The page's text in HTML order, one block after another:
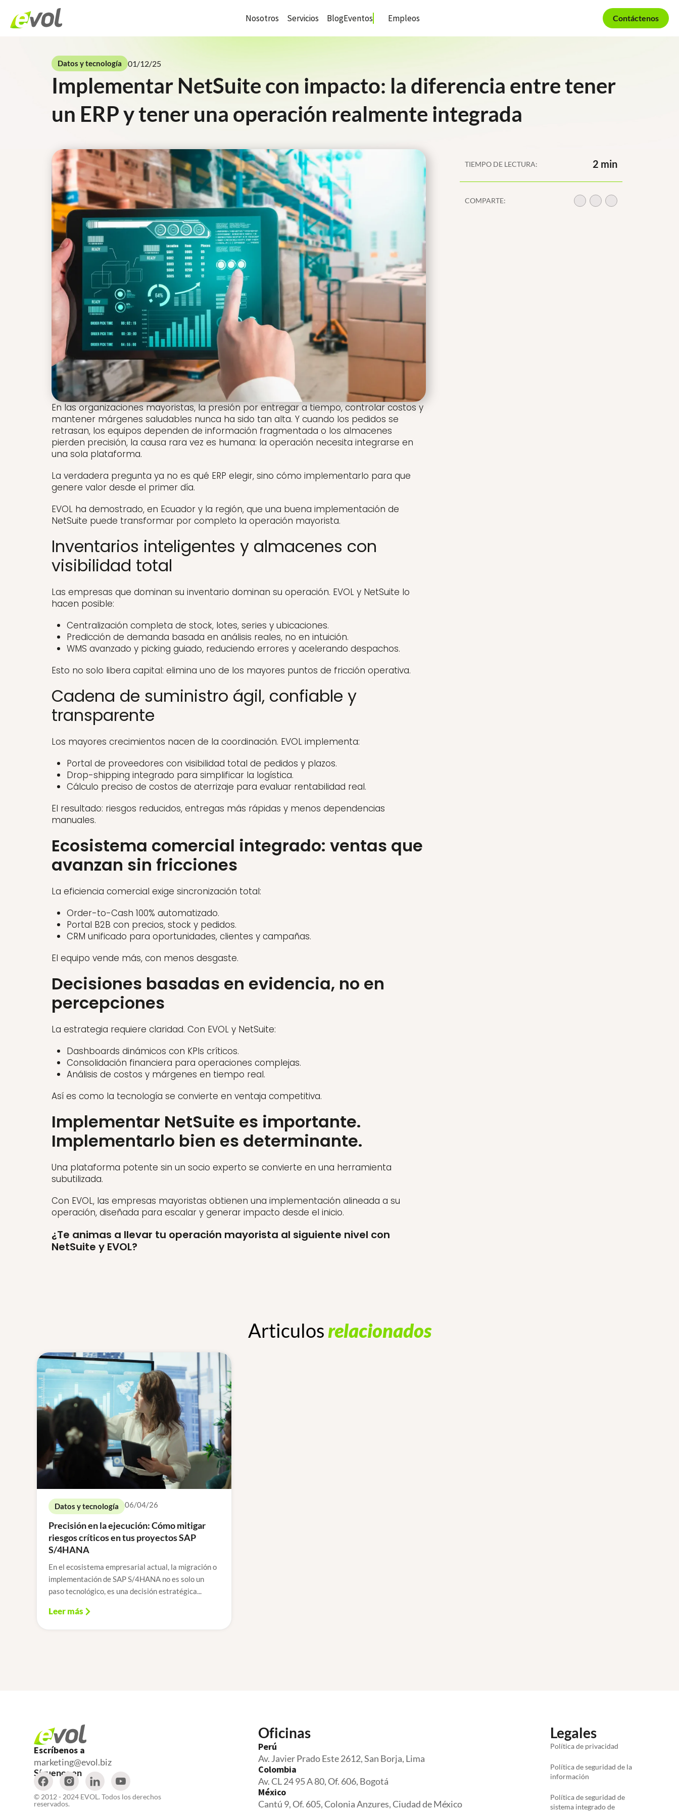
Nosotros Servicios BlogEventos Empleos Contáctenos
Datos y tecnología 01/12/25
Implementar NetSuite con impacto: la diferencia entre tener
un ERP y tener una operación realmente integrada
En las organizaciones mayoristas, la presión por entregar a tiempo, controlar costos y
mantener márgenes saludables nunca ha sido tan alta. Y cuando los pedidos se
retrasan, los equipos dependen de información fragmentada o los almacenes
pierden precisión, la causa rara vez es humana: la operación necesita integrarse en
una sola plataforma.
La verdadera pregunta ya no es qué ERP elegir, sino cómo implementarlo para que
genere valor desde el primer día.
EVOL ha demostrado, en Ecuador y la región, que una buena implementación de
NetSuite puede transformar por completo la operación mayorista.
Inventarios inteligentes y almacenes con
visibilidad total
Las empresas que dominan su inventario dominan su operación. EVOL y NetSuite lo
hacen posible:
Centralización completa de stock, lotes, series y ubicaciones.
Predicción de demanda basada en análisis reales, no en intuición.
WMS avanzado y picking guiado, reduciendo errores y acelerando despachos.
Esto no solo libera capital: elimina uno de los mayores puntos de fricción operativa.
Cadena de suministro ágil, confiable y
transparente
Los mayores crecimientos nacen de la coordinación. EVOL implementa:
Portal de proveedores con visibilidad total de pedidos y plazos.
Drop-shipping integrado para simplificar la logística.
Cálculo preciso de costos de aterrizaje para evaluar rentabilidad real.
El resultado: riesgos reducidos, entregas más rápidas y menos dependencias
manuales.
Ecosistema comercial integrado: ventas que
avanzan sin fricciones
La eficiencia comercial exige sincronización total:
Order-to-Cash 100% automatizado.
Portal B2B con precios, stock y pedidos.
CRM unificado para oportunidades, clientes y campañas.
El equipo vende más, con menos desgaste.
Decisiones basadas en evidencia, no en
percepciones
La estrategia requiere claridad. Con EVOL y NetSuite:
Dashboards dinámicos con KPIs críticos.
Consolidación financiera para operaciones complejas.
Análisis de costos y márgenes en tiempo real.
Así es como la tecnología se convierte en ventaja competitiva.
Implementar NetSuite es importante.
Implementarlo bien es determinante.
Una plataforma potente sin un socio experto se convierte en una herramienta
subutilizada.
Con EVOL, las empresas mayoristas obtienen una implementación alineada a su
operación, diseñada para escalar y generar impacto desde el inicio.
¿Te animas a llevar tu operación mayorista al siguiente nivel con
NetSuite y EVOL?
TIEMPO DE LECTURA: 2 min
COMPARTE:
Articulosrelacionados
Datos y tecnología 06/04/26
Precisión en la ejecución: Cómo mitigar
riesgos críticos en tus proyectos SAP
S/4HANA
En el ecosistema empresarial actual, la migración o
implementación de SAP S/4HANA no es solo un
paso tecnológico, es una decisión estratégica...
Leer más
Escríbenos a
marketing@evol.biz
Síguenos en
© 2012 - 2024 EVOL. Todos los derechos
reservados.
Oficinas
Perú
Av. Javier Prado Este 2612, San Borja, Lima
Colombia
Av. CL 24 95 A 80, Of. 606, Bogotá
México
Cantú 9, Of. 605, Colonia Anzures, Ciudad de México
Legales
Política de privacidad
Política de seguridad de la
información
Política de seguridad de
sistema integrado de